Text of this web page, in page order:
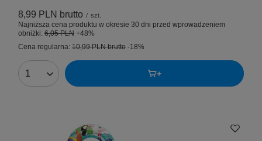
8,99 PLN brutto / szt.
Najniższa cena produktu w okresie 30 dni przed wprowadzeniem
obniżki: 6,05 PLN +48%
Cena regularna: 10,99 PLNbrutto -18%